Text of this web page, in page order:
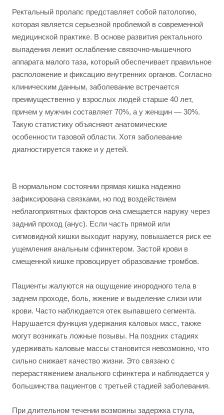
Ректальный пролапс представляет собой патологию,
которая является серьезной проблемой в современной
медицинской практике. В основе развития ректального
выпадения лежит ослабление связочно-мышечного
аппарата малого таза, который обеспечивает правильное
расположение и фиксацию внутренних органов. Согласно
клиническим данным, заболевание встречается
преимущественно у взрослых людей старше 40 лет,
причем у мужчин составляет 70%, а у женщин — 30%.
Такую статистику объясняют анатомические
особенности тазовой области. Хотя заболевание
диагностируется также и у детей.
В нормальном состоянии прямая кишка надежно
зафиксирована связками, но под воздействием
неблагоприятных факторов она смещается наружу через
задний проход (анус). Если часть прямой или
сигмовидной кишки выходит наружу, повышается риск ее
ущемления анальным сфинктером. Застой крови в
смещенной кишке провоцирует образование тромбов.
Пациенты жалуются на ощущение инородного тела в
заднем проходе, боль, жжение и выделение слизи или
крови. Часто наблюдается отек выпавшего сегмента.
Нарушается функция удержания каловых масс, также
могут возникать ложные позывы. На поздних стадиях
удерживать каловые массы становится невозможно, что
сильно снижает качество жизни. Это связано с
перерастяжением анального сфинктера и наблюдается у
большинства пациентов с третьей стадией заболевания.
При длительном течении возможны задержка стула,